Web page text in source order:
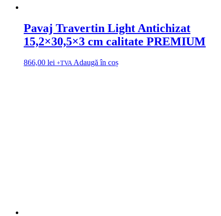
Pavaj Travertin Light Antichizat
15,2×30,5×3 cm calitate PREMIUM
866,00 lei +TVA Adaugă în coș